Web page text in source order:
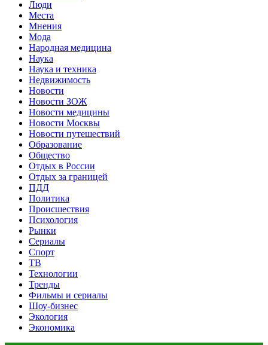
Люди
Места
Мнения
Мода
Народная медицина
Наука
Наука и техника
Недвижимость
Новости
Новости ЗОЖ
Новости медицины
Новости Москвы
Новости путешествий
Образование
Общество
Отдых в России
Отдых за границей
ПДД
Политика
Происшествия
Психология
Рынки
Сериалы
Спорт
ТВ
Технологии
Тренды
Фильмы и сериалы
Шоу-бизнес
Экология
Экономика